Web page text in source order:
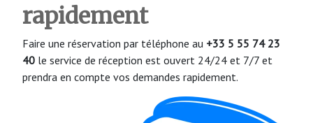
rapidement
Faire une réservation par téléphone au +33 5 55 74 23
40 le service de réception est ouvert 24/24 et 7/7 et
prendra en compte vos demandes rapidement.